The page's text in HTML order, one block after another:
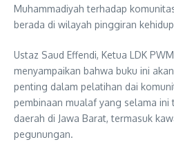
Muhammadiyah terhadap
berada di wilayah pinggiran
Ustaz Saud Effendi, Ketua LDK
menyampaikan bahwa buku ini
penting dalam pelatihan dai
pembinaan mualaf yang selama ini
daerah di Jawa Barat, termasuk
pegunungan.